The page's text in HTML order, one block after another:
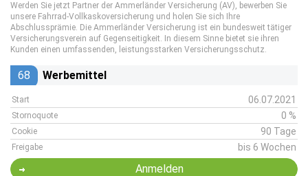
Werden Sie jetzt Partner der Ammerländer Versicherung (AV), bewerben Sie
unsere Fahrrad-Vollkaskoversicherung und holen Sie sich Ihre
Abschlussprämie. Die Ammerländer Versicherung ist ein bundesweit tätiger
Versicherungsverein auf Gegenseitigkeit. In diesem Sinne bietet sie ihren
Kunden einen umfassenden, leistungsstarken Versicherungsschutz.
68 Werbemittel
Start 06.07.2021
Stornoquote 0 %
Cookie 90 Tage
Freigabe bis 6 Wochen
Anmelden